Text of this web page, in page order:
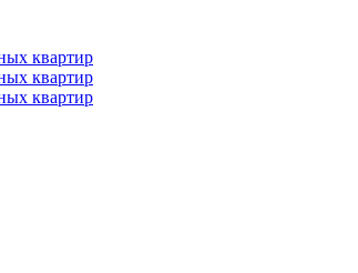
квартир
квартир
квартир